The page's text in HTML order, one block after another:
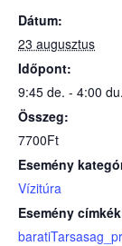
Dátum:
23 augusztus
Időpont:
9:45 de. - 4:00 du.
Összeg:
7700Ft
Esemény
Vízitúra
Esemény